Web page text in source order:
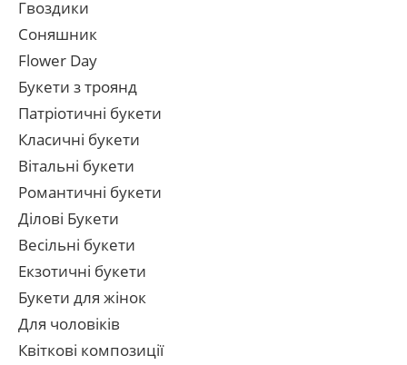
Гвоздики
Соняшник
Flower Day
Букети з троянд
Патріотичні букети
Класичні букети
Вітальні букети
Романтичні букети
Ділові Букети
Весільні букети
Екзотичні букети
Букети для жінок
Для чоловіків
Квіткові композиції